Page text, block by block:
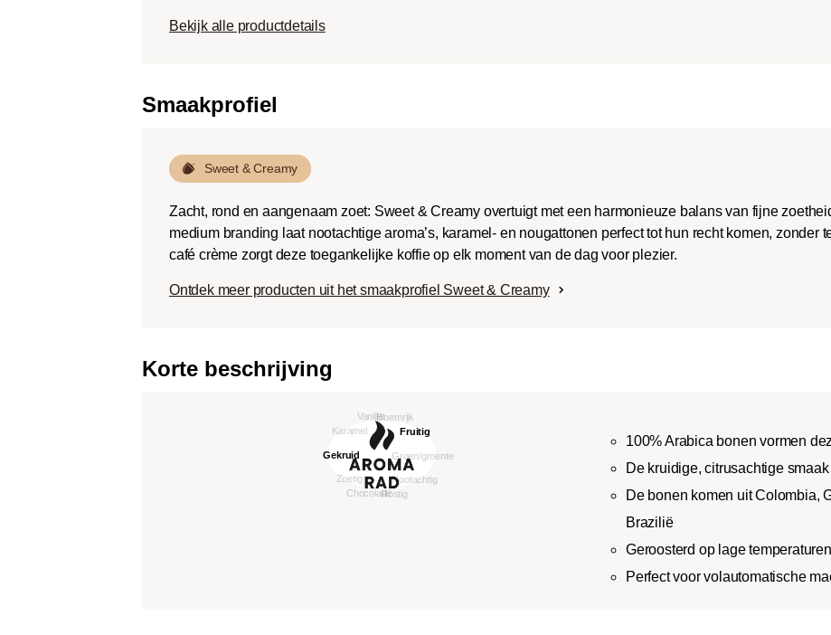
Chocoladezoete body met uitgesproken
Bekijk alle productdetails
Smaakprofiel
Sweet & Creamy
Zacht, rond en aangenaam zoet: Sweet & Creamy overtuigt met een harmonieuze balans van fijne
medium branding laat nootachtige aroma’s, karamel- en nougattonen perfect tot hun recht komen, zonder
café crème zorgt deze toegankelijke koffie op elk moment van de dag voor plezier.
Ontdek meer producten uit het smaakprofiel Sweet & Creamy
Korte beschrijving
100% Arabica bonen vormen
De kruidige, citrusachtige
De bonen komen uit Colombia,
Brazilië
Geroosterd op lage temperaturen
Perfect voor volautomatische